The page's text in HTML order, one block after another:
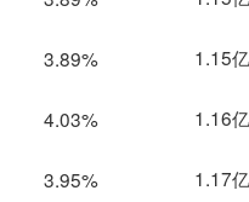
3.89% 1.15亿
4.03% 1.16亿
3.95% 1.17亿